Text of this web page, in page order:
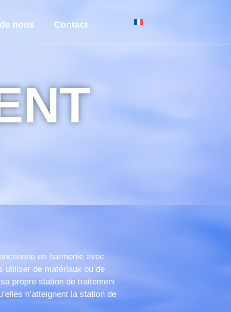
nous Contact
en harmonie avec
utiliser de matériaux ou de
propre station de traitement
n’atteignent la station de